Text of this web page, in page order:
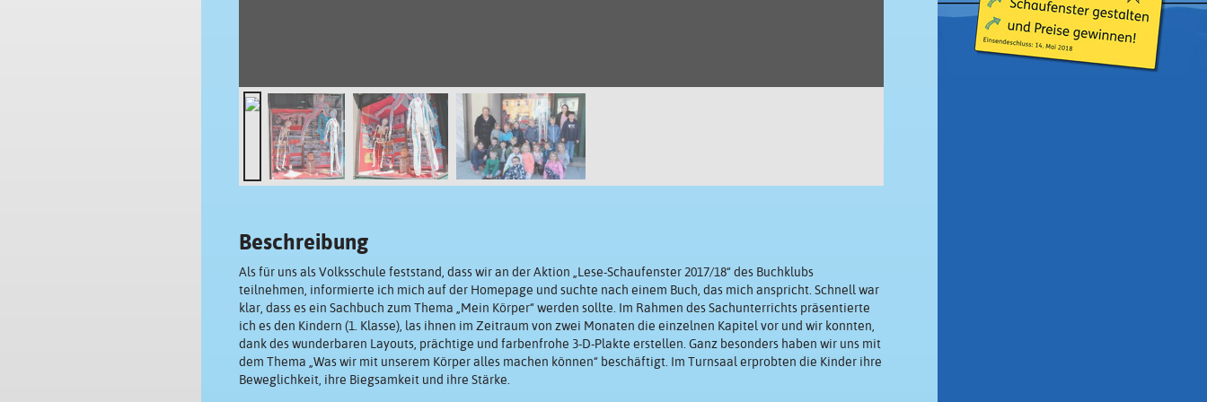
Beschreibung
Als für uns als Volksschule feststand, dass wir an der Aktion „Lese-Schaufenster 2017/18“ des Buchklubs
teilnehmen, informierte ich mich auf der Homepage und suchte nach einem Buch, das mich anspricht. Schnell war
klar, dass es ein Sachbuch zum Thema „Mein Körper“ werden sollte. Im Rahmen des Sachunterrichts präsentierte
ich es den Kindern (1. Klasse), las ihnen im Zeitraum von zwei Monaten die einzelnen Kapitel vor und wir konnten,
dank des wunderbaren Layouts, prächtige und farbenfrohe 3-D-Plakte erstellen. Ganz besonders haben wir uns mit
dem Thema „Was wir mit unserem Körper alles machen können“ beschäftigt. Im Turnsaal erprobten die Kinder ihre
Beweglichkeit, ihre Biegsamkeit und ihre Stärke.